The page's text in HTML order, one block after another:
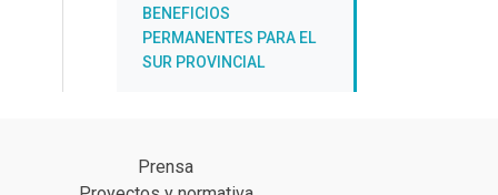
BENEFICIOS
PERMANENTES PARA EL
SUR PROVINCIAL
Prensa